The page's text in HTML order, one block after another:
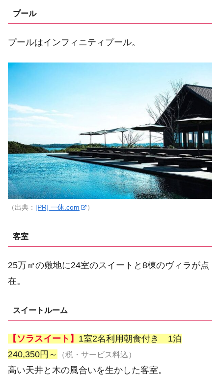
プール
プールはインフィニティプール。
（出典： [PR] 一休.com ）
客室
25万㎡の敷地に24室のスイートと8棟のヴィラが点
在。
スイートルーム
【ソラスイート】 1室2名利用朝食付き 1泊
240,350円～
（税・サービス料込）
高い天井と木の風合いを生かした客室。